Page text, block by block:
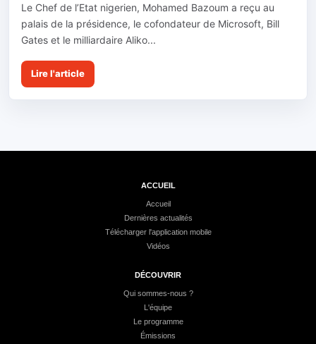
Le Chef de l’Etat nigerien, Mohamed Bazoum a reçu au
palais de la présidence, le cofondateur de Microsoft, Bill
Gates et le milliardaire Aliko...
Lire l'article
ACCUEIL
Accueil
Dernières actualités
Télécharger l'application mobile
Vidéos
DÉCOUVRIR
Qui sommes-nous ?
L'équipe
Le programme
Émissions